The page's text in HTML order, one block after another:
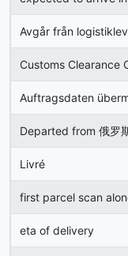
Avgår från
Customs Clearance
Auftragsdaten
Departed from 俄罗
Livré
first parcel scan
eta of delivery